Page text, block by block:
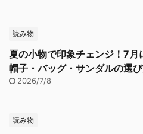
読み物
夏の小物で印象チェンジ！7月
帽子・バッグ・サンダルの選
2026/7/8
読み物